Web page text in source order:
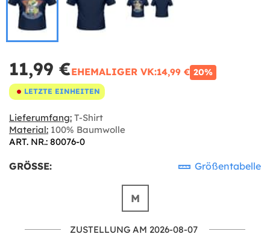
11,99 €EHEMALIGER VK:14,99 € 20%
LETZTE EINHEITEN
Lieferumfang: T-Shirt
Material: 100% Baumwolle
ART. NR.: 80076-0
GRÖSSE: Größentabelle
M
ZUSTELLUNG AM 2026-08-07